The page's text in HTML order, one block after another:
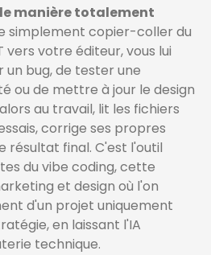
manière totalement
simplement copier-coller du
vers votre éditeur, vous lui
bug, de tester une
ou de mettre à jour le design
au travail, lit les fichiers
corrige ses propres
résultat final. C'est l'outil
du vibe coding, cette
et design où l'on
d'un projet uniquement
en laissant l'IA
technique.